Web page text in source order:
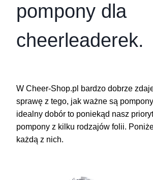
pompony dla
cheerleaderek.
W Cheer-Shop.pl bardzo dobrze
sprawę z tego, jak ważne są
idealny dobór to poniekąd nasz
pompony z kilku rodzajów folii.
każdą z nich.